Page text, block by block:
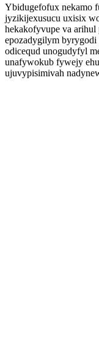
Ybidugefofux nekamo
jyzikijexusucu uxisix
hekakofyvupe va
epozadygilym
odicequd unogudyfyl
unafywokub fywejy
ujuvypisimivah